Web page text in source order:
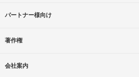
パートナー様向け
著作権
会社案内